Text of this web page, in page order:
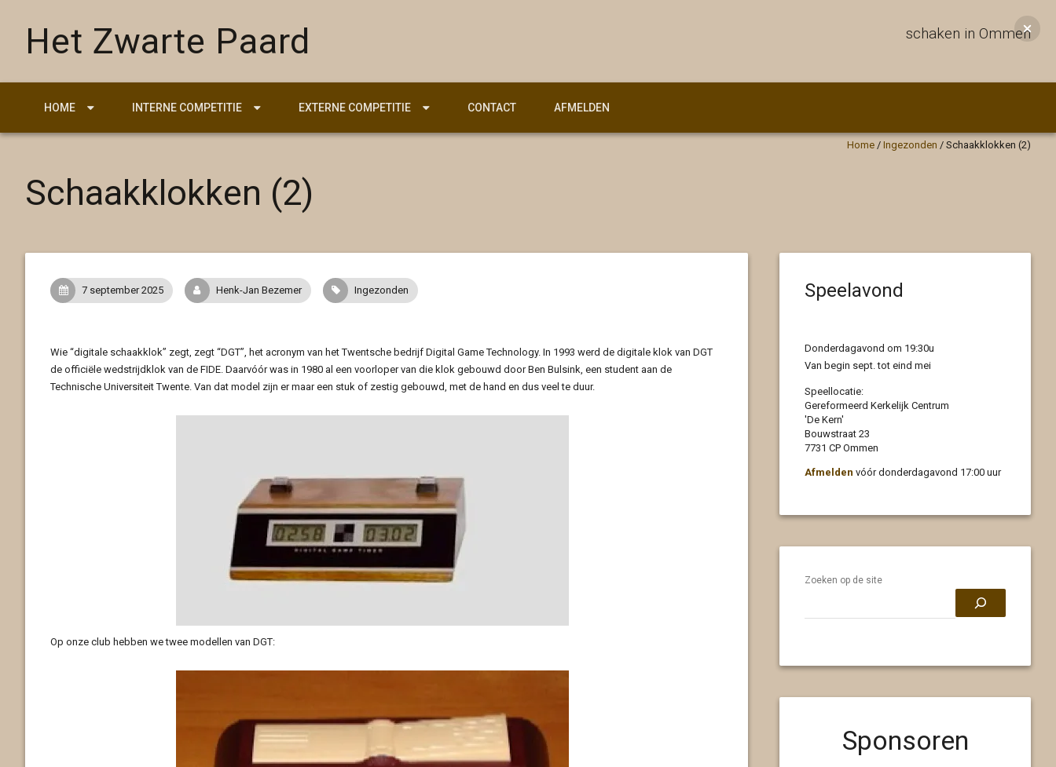
Het Zwarte Paard schaken in Ommen
HOME INTERNE COMPETITIE EXTERNE COMPETITIE CONTACT AFMELDEN
Home / Ingezonden / Schaakklokken (2)
Schaakklokken (2)
7 september 2025 Henk-Jan Bezemer Ingezonden
Wie “digitale schaakklok” zegt, zegt “DGT”, het acronym van het Twentsche bedrijf Digital Game Technology. In 1993 werd de digitale klok van DGT
de officiële wedstrijdklok van de FIDE. Daarvóór was in 1980 al een voorloper van die klok gebouwd door Ben Bulsink, een student aan de
Technische Universiteit Twente. Van dat model zijn er maar een stuk of zestig gebouwd, met de hand en dus veel te duur.
Op onze club hebben we twee modellen van DGT:
Speelavond
Donderdagavond om 19:30u
Van begin sept. tot eind mei
Speellocatie:
Gereformeerd Kerkelijk Centrum
'De Kern'
Bouwstraat 23
7731 CP Ommen
Afmelden vóór donderdagavond 17:00 uur
Zoeken op de site
Sponsoren